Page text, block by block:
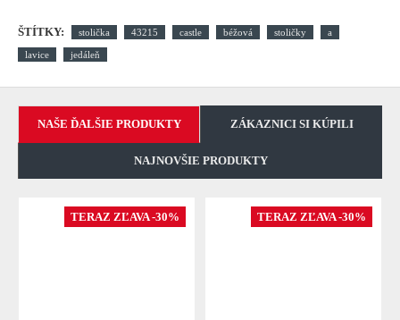
ŠTÍTKY: stolička 43215 castle béžová stoličky a
lavice jedáleň
NAŠE ĎALŠIE PRODUKTY ZÁKAZNICI SI KÚPILI
NAJNOVŠIE PRODUKTY
TERAZ ZĽAVA -30% TERAZ ZĽAVA -30%